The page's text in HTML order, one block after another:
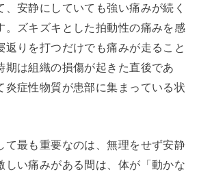
、安静にしていても強い痛みが続く
。ズキズキとした拍動性の痛みを感
返りを打つだけでも痛みが走ること
期は組織の損傷が起きた直後であ
炎症性物質が患部に集まっている状
て最も重要なのは、無理をせず安静
しい痛みがある間は、体が「動かな